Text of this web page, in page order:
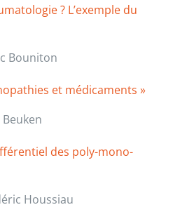
? L’exemple du
Bouniton
et médicaments »
des poly-mono-
Houssiau